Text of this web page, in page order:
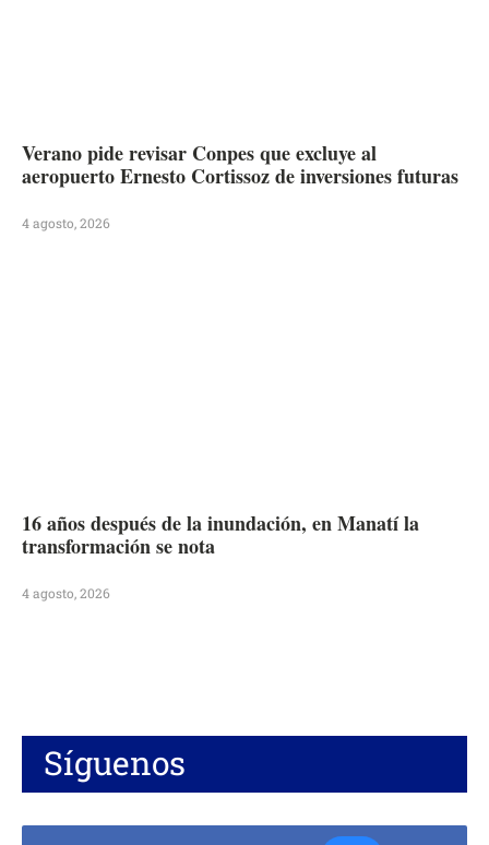
Verano pide revisar Conpes que excluye al
aeropuerto Ernesto Cortissoz de inversiones futuras
4 agosto, 2026
16 años después de la inundación, en Manatí la
transformación se nota
4 agosto, 2026
Síguenos